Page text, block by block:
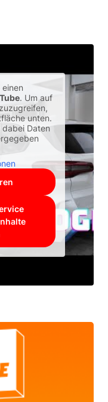
. Um auf
unten.
dabei Daten